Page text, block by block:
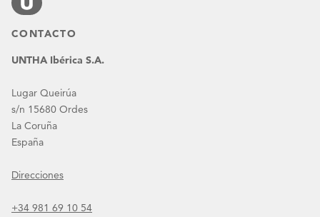
CONTACTO
UNTHA Ibérica S.A.
Lugar Queirúa
s/n 15680 Ordes
La Coruña
España
Direcciones
+34 981 69 10 54